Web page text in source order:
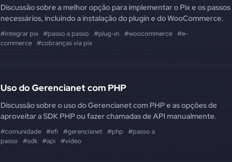
Discussão sobre a melhor opção para implementar o Pix e os passos
necessários, incluindo a instalação do plugin e do WooCommerce.
#integrar pix #passo a passo #plug-in #woocommerce #e-
commerce #cobranças via pix
Uso do Gerencianet com PHP
Discussão sobre o uso do Gerencianet com PHP e as opções de
aproveitar a SDK PHP ou fazer chamadas de API manualmente.
#comunidade #efí #gerencianet #php
#passo a
passo
#sdk #api #vídeo